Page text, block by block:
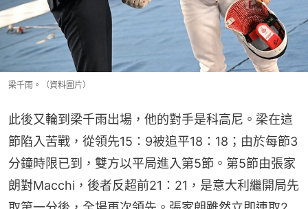
梁千雨。（資料圖片）
此後又輪到梁千雨出場，他的對手是科高尼。梁在這
節陷入苦戰，從領先15：9被追平18：18；由於每節3
分鐘時限已到，雙方以平局進入第5節。第5節由張家
朗對Macchi，後者反超前21：21，是意大利繼開局先